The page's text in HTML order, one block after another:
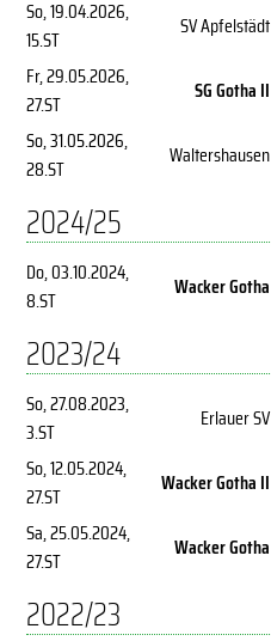
So, 19.04.2026,
15.ST
SV Apfelstädt
Fr, 29.05.2026,
27.ST
SG Gotha II
So, 31.05.2026,
28.ST
Waltershausen
2024/25
Do, 03.10.2024,
8.ST
Wacker Gotha
2023/24
So, 27.08.2023,
3.ST
Erlauer SV
So, 12.05.2024,
27.ST
Wacker Gotha II
Sa, 25.05.2024,
27.ST
Wacker Gotha
2022/23